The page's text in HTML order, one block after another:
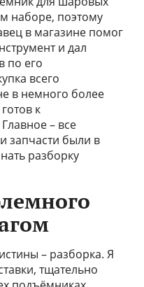
наборе, поэтому
в магазине помог
и дал
по его
всего
в немного более
к
– все
запчасти были в
разборку
– разборка. Я
тщательно